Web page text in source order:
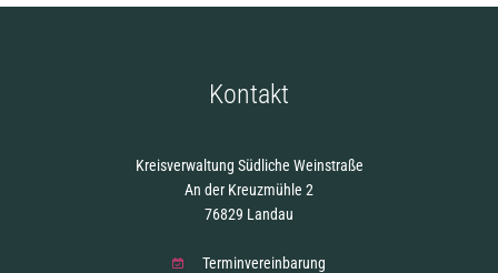
Kontakt
Kreisverwaltung Südliche Weinstraße
An der Kreuzmühle 2
76829 Landau
Terminvereinbarung